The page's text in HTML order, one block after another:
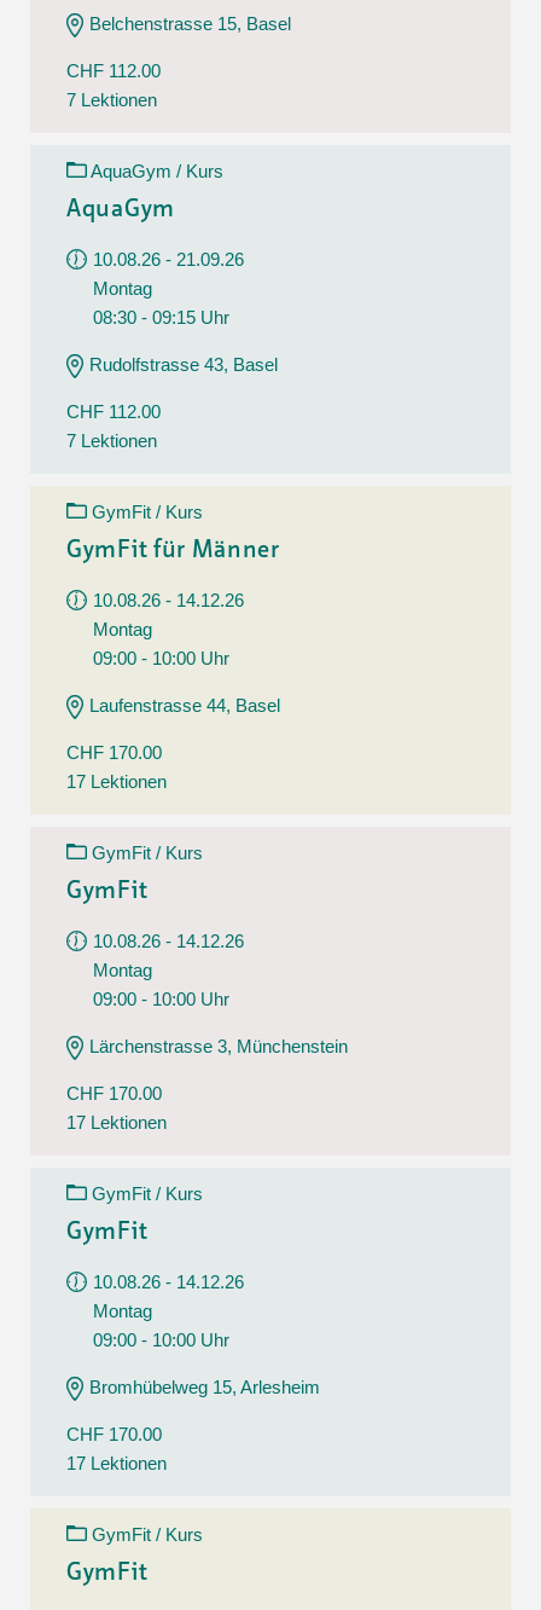
Belchenstrasse 15, Basel
CHF 112.00
7 Lektionen
AquaGym / Kurs
AquaGym
10.08.26 - 21.09.26
Montag
08:30 - 09:15 Uhr
Rudolfstrasse 43, Basel
CHF 112.00
7 Lektionen
GymFit / Kurs
GymFit für Männer
10.08.26 - 14.12.26
Montag
09:00 - 10:00 Uhr
Laufenstrasse 44, Basel
CHF 170.00
17 Lektionen
GymFit / Kurs
GymFit
10.08.26 - 14.12.26
Montag
09:00 - 10:00 Uhr
Lärchenstrasse 3, Münchenstein
CHF 170.00
17 Lektionen
GymFit / Kurs
GymFit
10.08.26 - 14.12.26
Montag
09:00 - 10:00 Uhr
Bromhübelweg 15, Arlesheim
CHF 170.00
17 Lektionen
GymFit / Kurs
GymFit